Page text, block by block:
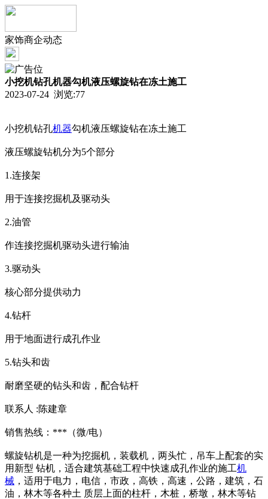
家饰商企动态
小挖机钻孔机器勾机液压螺旋钻在冻土施工
2023-07-24 浏览:77
小挖机钻孔机器勾机液压螺旋钻在冻土施工
液压螺旋钻机分为5个部分
1.连接架
用于连接挖掘机及驱动头
2.油管
作连接挖掘机驱动头进行输油
3.驱动头
核心部分提供动力
4.钻杆
用于地面进行成孔作业
5.钻头和齿
耐磨坚硬的钻头和齿，配合钻杆
联系人 :陈建章
销售热线：***（微/电）
螺旋钻机是一种为挖掘机，装载机，两头忙，吊车上配套的实
用新型 钻机，适合建筑基础工程中快速成孔作业的施工机
械 ，适用于电力，电信，市政，高铁，高速，公路，建筑，石
油，林木等各种土 质层上面的柱杆，木桩，桥墩，林木等钻